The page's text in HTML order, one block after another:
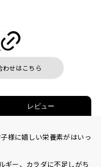
わせはこちら
レビュー
様に嬉しい栄養素がはいっ
ギー、カラダに不足しがち